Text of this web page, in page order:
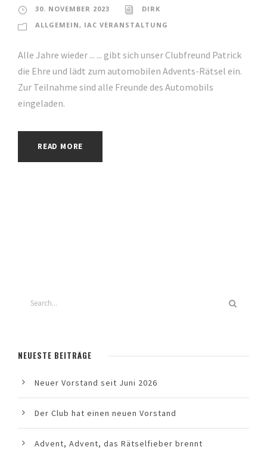
30. NOVEMBER 2023
DIRK
ALLGEMEIN, IAC VERANSTALTUNG
Alle Jahre wieder ... ... gibt sich unser Clubfreund Patrick
die Ehre und lädt zum automobilen Advents-Rätsel ein.
Zur Teilnahme sind alle Freunde des Automobils
eingeladen.
READ MORE
NEUESTE BEITRÄGE
Neuer Vorstand seit Juni 2026
Der Club hat einen neuen Vorstand
Advent, Advent, das Rätselfieber brennt